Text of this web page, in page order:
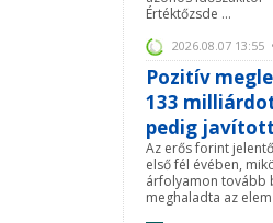
Értéktőzsde ...
2026.08.07
Pozitív
133
pedig
Az erős forint
első fél évében,
árfolyamon tovább
meghaladta az